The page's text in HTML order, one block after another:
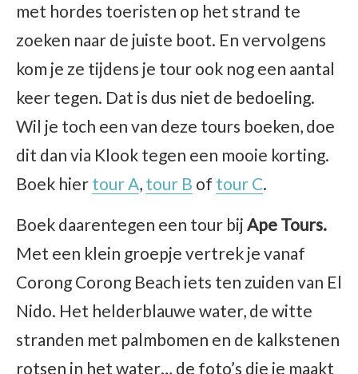
met hordes toeristen op het strand te
zoeken naar de juiste boot. En vervolgens
kom je ze tijdens je tour ook nog een aantal
keer tegen. Dat is dus niet de bedoeling.
Wil je toch een van deze tours boeken, doe
dit dan via Klook tegen een mooie korting.
Boek hier tour A, tour B of tour C.
Boek daarentegen een tour bij Ape Tours.
Met een klein groepje vertrek je vanaf
Corong Corong Beach iets ten zuiden van El
Nido. Het helderblauwe water, de witte
stranden met palmbomen en de kalkstenen
rotsen in het water… de foto’s die je maakt